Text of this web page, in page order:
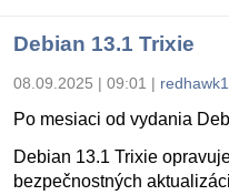
Debian 13.1 Trixie
08.09.2025 | 09:01 |
Po mesiaci od vydania
Debian 13.1 Trixie
bezpečnostných